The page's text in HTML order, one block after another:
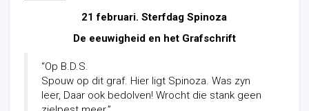
21 februari. Sterfdag Spinoza
De eeuwigheid en het Grafschrift
“Op B.D.S.
Spouw op dit graf. Hier ligt Spinoza. Was zyn
leer, Daar ook bedolven! Wrocht die stank geen